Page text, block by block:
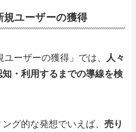
ユーザーの獲得
ユーザーの獲得」では、
人々
・利用するまでの導線を検
グ的な発想でいえば、売り